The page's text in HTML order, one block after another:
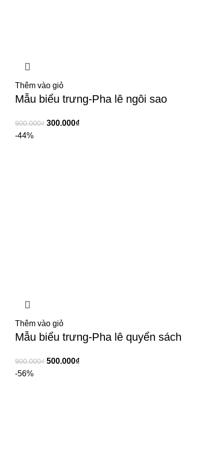
Thêm vào giỏ
Mẫu biểu trưng-Pha lê ngôi sao
900.000₫ 300.000₫
-44%
Thêm vào giỏ
Mẫu biểu trưng-Pha lê quyển sách
900.000₫ 500.000₫
-56%